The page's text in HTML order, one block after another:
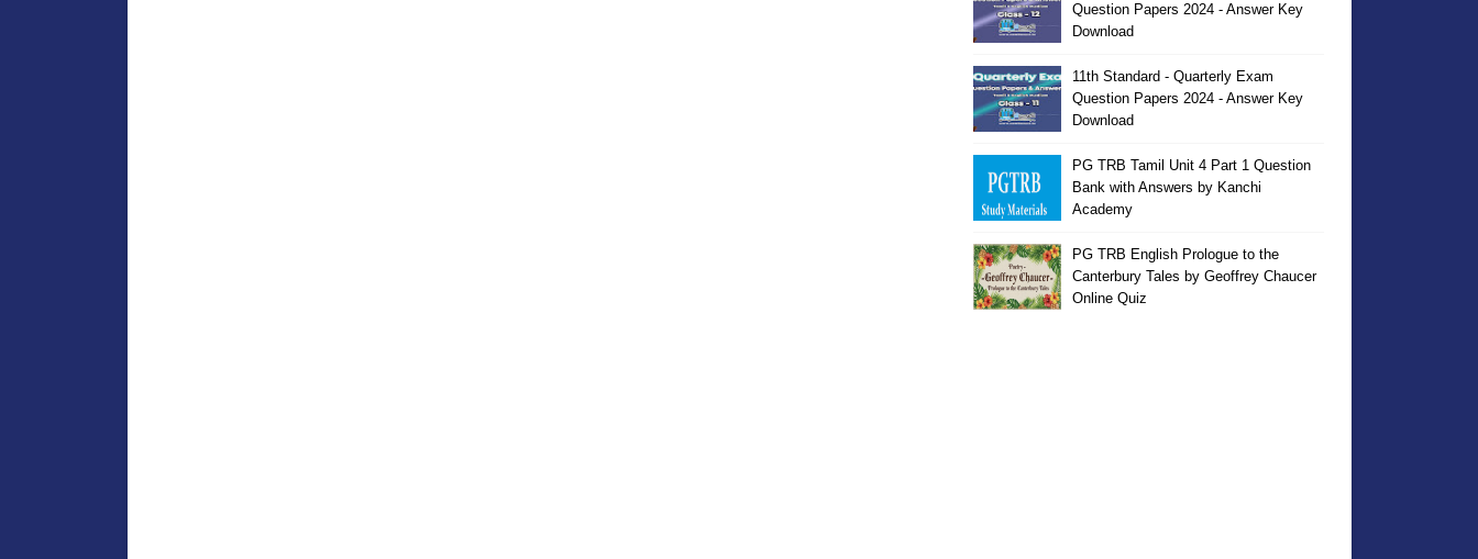
Question Papers 2024 - Answer Key
Download
11th Standard - Quarterly Exam
Question Papers 2024 - Answer Key
Download
PG TRB Tamil Unit 4 Part 1 Question
Bank with Answers by Kanchi
Academy
PG TRB English Prologue to the
Canterbury Tales by Geoffrey Chaucer
Online Quiz